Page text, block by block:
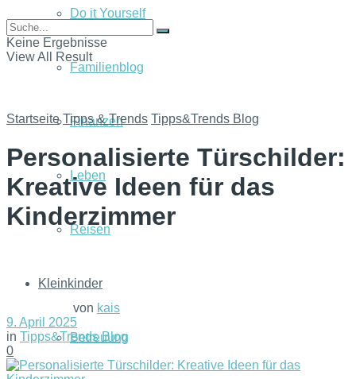
Do it Yourself
Familienblog
Finanzen
Leben
Reisen
Kleinkinder
Betreuung
Keine Ergebnisse
View All Result
Startseite Tipps & Trends Tipps&Trends Blog
Personalisierte Türschilder:
Kreative Ideen für das
Kinderzimmer
von kais
9. April 2025
in Tipps&Trends Blog
0